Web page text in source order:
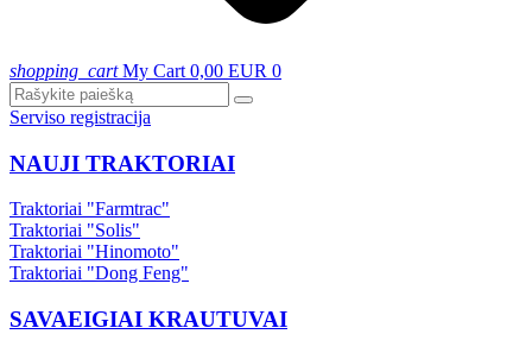
shopping_cart My Cart 0,00 EUR 0
Serviso registracija
NAUJI TRAKTORIAI
Traktoriai "Farmtrac"
Traktoriai "Solis"
Traktoriai "Hinomoto"
Traktoriai "Dong Feng"
SAVAEIGIAI KRAUTUVAI